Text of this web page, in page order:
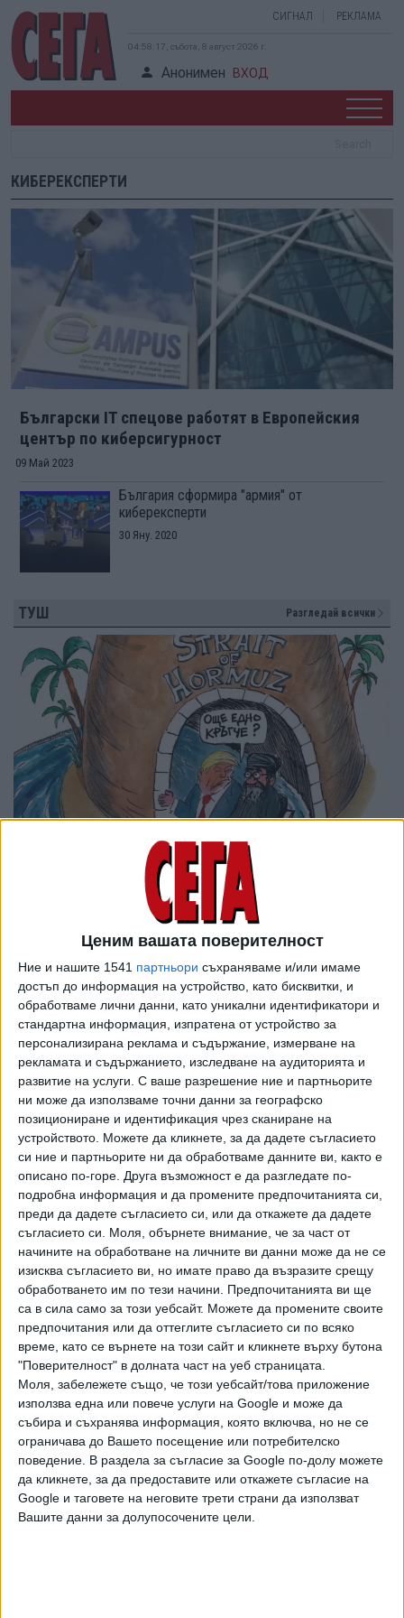
Ценим вашата поверителност
Ние и нашите 1541 партньори съхраняваме и/или имаме
достъп до информация на устройство, като бисквитки, и
обработваме лични данни, като уникални идентификатори и
стандартна информация, изпратена от устройство за
персонализирана реклама и съдържание, измерване на
рекламата и съдържанието, изследване на аудиторията и
развитие на услуги. С ваше разрешение ние и партньорите
ни може да използваме точни данни за географско
позициониране и идентификация чрез сканиране на
устройството. Можете да кликнете, за да дадете съгласието
си ние и партньорите ни да обработваме данните ви, както е
описано по-горе. Друга възможност е да разгледате по-
подробна информация и да промените предпочитанията си,
преди да дадете съгласието си, или да откажете да дадете
съгласието си.
Моля, обърнете внимание, че за част от
начините на обработване на личните ви данни може да не се
изисква съгласието ви, но имате право да възразите срещу
обработването им по тези начини. Предпочитанията ви ще
са в сила само за този уебсайт. Можете да промените своите
предпочитания или да оттеглите съгласието си по всяко
време, като се върнете на този сайт и кликнете върху бутона
"Поверителност" в долната част на уеб страницата.
Моля, забележете също, че този уебсайт/това приложение
използва една или повече услуги на Google и може да
събира и съхранява информация, която включва, но не се
ограничава до Вашето посещение или потребителско
поведение. В раздела за съгласие за Google по-долу можете
да кликнете, за да предоставите или откажете съгласие на
Google и таговете на неговите трети страни да използват
Вашите данни за долупосочените цели.
СИГНАЛ РЕКЛАМА
04:58:17, събота, 8 август 2026 г.
Анонимен ВХОД
КИБЕРЕКСПЕРТИ
Български IT спецове работят в Европейския
център по киберсигурност
09 Май 2023
България сформира "армия" от
киберексперти
30 Яну. 2020
ТУШ Разгледай всички
ПОСЛЕ
Хавайската Богородица заплака с фентанилови сълзи
Видео Разгледай всички